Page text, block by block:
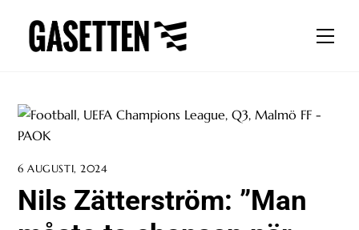
content
6 AUGUSTI, 2024
Nils Zätterström: ”Man